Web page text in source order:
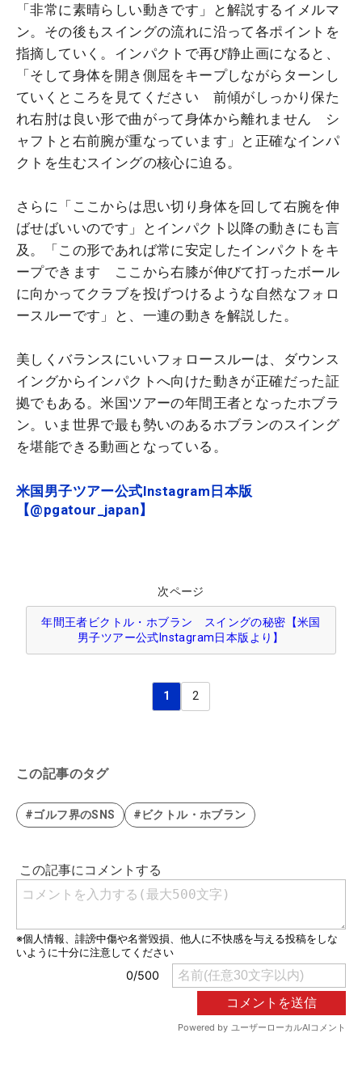
「非常に素晴らしい動きです」と解説するイメルマ
ン。その後もスイングの流れに沿って各ポイントを
指摘していく。インパクトで再び静止画になると、
「そして身体を開き側屈をキープしながらターンし
ていくところを見てください 前傾がしっかり保た
れ右肘は良い形で曲がって身体から離れません シ
ャフトと右前腕が重なっています」と正確なインパ
クトを生むスイングの核心に迫る。
さらに「ここからは思い切り身体を回して右腕を伸
ばせばいいのです」とインパクト以降の動きにも言
及。「この形であれば常に安定したインパクトをキ
ープできます ここから右膝が伸びて打ったボール
に向かってクラブを投げつけるような自然なフォロ
ースルーです」と、一連の動きを解説した。
美しくバランスにいいフォロースルーは、ダウンス
イングからインパクトへ向けた動きが正確だった証
拠でもある。米国ツアーの年間王者となったホブラ
ン。いま世界で最も勢いのあるホブランのスイング
を堪能できる動画となっている。
米国男子ツアー公式Instagram日本版
【@pgatour_japan】
次ページ
年間王者ビクトル・ホブラン スイングの秘密【米国
男子ツアー公式Instagram日本版より】
1 2
この記事のタグ
#ゴルフ界のSNS #ビクトル・ホブラン